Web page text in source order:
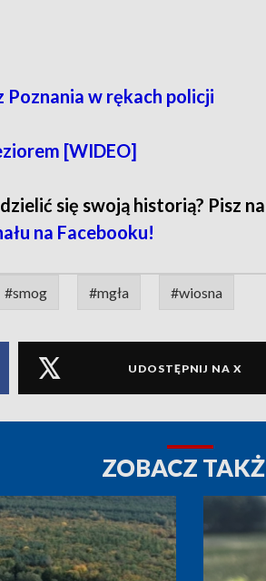
Poznania w rękach policji
[WIDEO]
się swoją historią? Pisz na
na Facebooku!
#smog #mgła #wiosna
UDOSTĘPNIJ NA X
ZOBACZ